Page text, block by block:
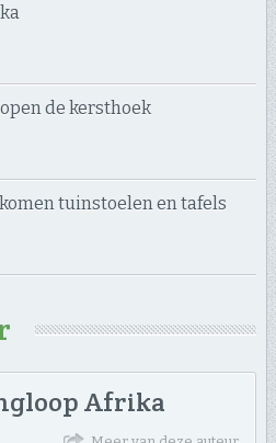
de kersthoek
tuinstoelen en tafels
Afrika